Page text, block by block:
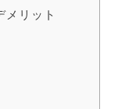
メリット